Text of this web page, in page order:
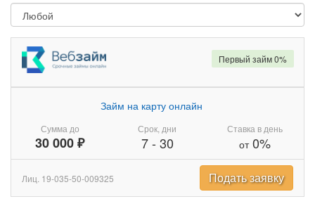
Сумма до
30 000 ₽
Займ на карту онлайн
Срок, дни
7- 30
Ставка в день
от0%
Первый займ 0%
Лиц. 19-035-50-009325 Подать заявку